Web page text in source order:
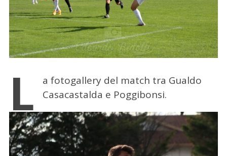
L
a fotogallery del match tra Gualdo
Casacastalda e Poggibonsi.